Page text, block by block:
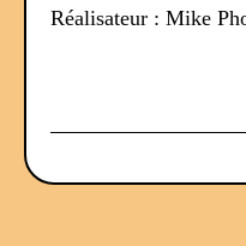
Réalisateur : Mike